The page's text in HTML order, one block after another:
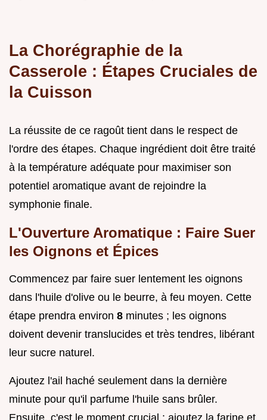
La Chorégraphie de la
Casserole : Étapes Cruciales de
la Cuisson
La réussite de ce ragoût tient dans le respect de
l'ordre des étapes. Chaque ingrédient doit être traité
à la température adéquate pour maximiser son
potentiel aromatique avant de rejoindre la
symphonie finale.
L'Ouverture Aromatique : Faire Suer
les Oignons et Épices
Commencez par faire suer lentement les oignons
dans l'huile d'olive ou le beurre, à feu moyen. Cette
étape prendra environ 8 minutes ; les oignons
doivent devenir translucides et très tendres, libérant
leur sucre naturel.
Ajoutez l'ail haché seulement dans la dernière
minute pour qu'il parfume l'huile sans brûler.